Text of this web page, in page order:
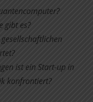
gibt es?
ist ein Start-up in
konfrontiert?